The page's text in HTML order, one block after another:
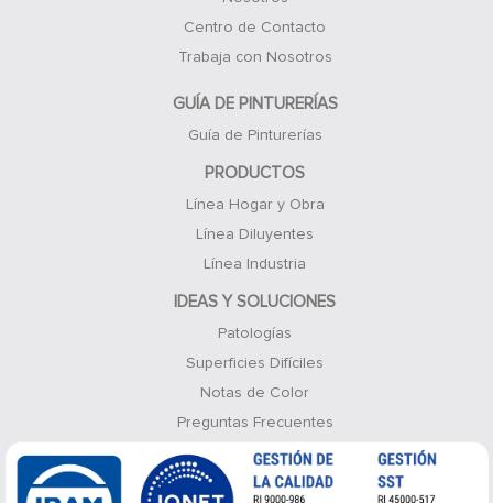
Centro de Contacto
Trabaja con Nosotros
GUÍA DE PINTURERÍAS
Guía de Pinturerías
PRODUCTOS
Línea Hogar y Obra
Línea Diluyentes
Línea Industria
IDEAS Y SOLUCIONES
Patologías
Superficies Difíciles
Notas de Color
Preguntas Frecuentes